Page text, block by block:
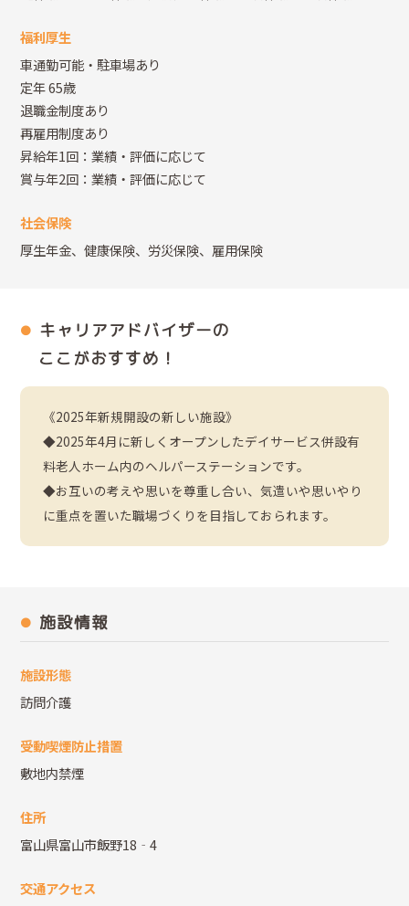
福利厚生
車通勤可能・駐車場あり
定年 65歳
退職金制度あり
再雇用制度あり
昇給年1回：業績・評価に応じて
賞与年2回：業績・評価に応じて
社会保険
厚生年金、健康保険、労災保険、雇用保険
キャリアアドバイザーの
ここがおすすめ！
《2025年新規開設の新しい施設》
◆2025年4月に新しくオープンしたデイサービス併設有
料老人ホーム内のヘルパーステーションです。
◆お互いの考えや思いを尊重し合い、気遣いや思いやり
に重点を置いた職場づくりを目指しておられます。
施設情報
施設形態
訪問介護
受動喫煙防止措置
敷地内禁煙
住所
富山県富山市飯野18‐4
交通アクセス